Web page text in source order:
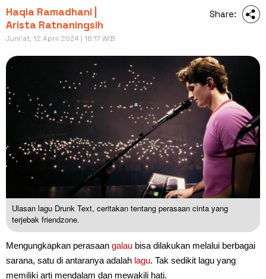
Haqia Ramadhani |
Arista Ratnaningsih
Jum'at, 12 April 2024 | 16:17 WIB
Share:
Ulasan lagu Drunk Text, ceritakan tentang perasaan cinta yang
terjebak friendzone.
Mengungkapkan perasaan galau bisa dilakukan melalui berbagai
sarana, satu di antaranya adalah lagu. Tak sedikit lagu yang
memiliki arti mendalam dan mewakili hati.